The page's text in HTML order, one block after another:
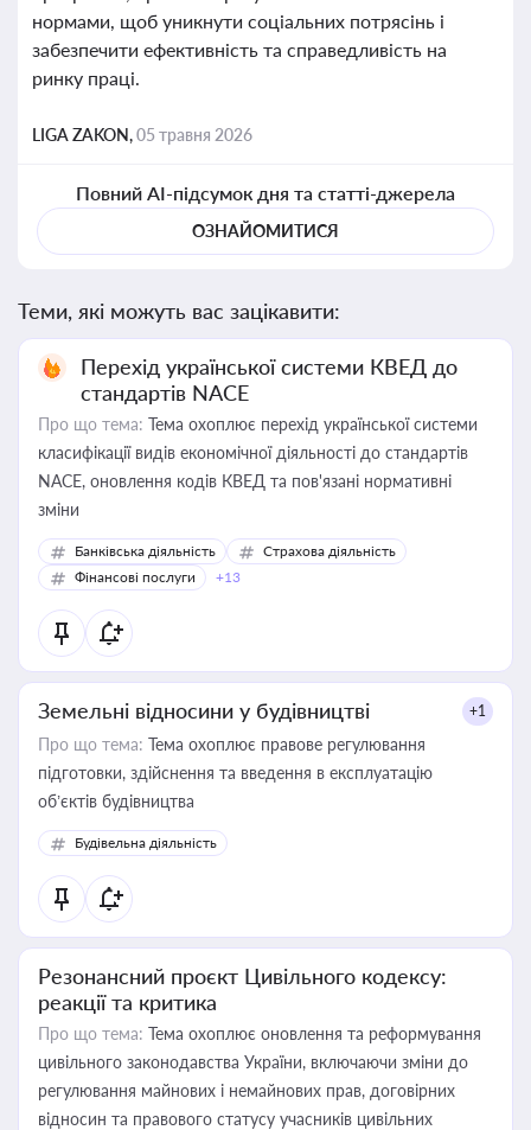
нормами, щоб уникнути соціальних потрясінь і
забезпечити ефективність та справедливість на
ринку праці.
LIGA ZAKON,05 травня 2026
Повний AI-підсумок дня та статті-джерела
ОЗНАЙОМИТИСЯ
Теми, які можуть вас зацікавити:
Перехід української системи КВЕД до
стандартів NACE
Про що тема: Тема охоплює перехід української системи
класифікації видів економічної діяльності до стандартів
NACE, оновлення кодів КВЕД та пов'язані нормативні
зміни
Банківська діяльність
Страхова діяльність
Фінансові послуги
+13
Земельні відносини у будівництві +1
Про що тема: Тема охоплює правове регулювання
підготовки, здійснення та введення в експлуатацію
об’єктів будівництва
Будівельна діяльність
Резонансний проєкт Цивільного кодексу:
реакції та критика
Про що тема: Тема охоплює оновлення та реформування
цивільного законодавства України, включаючи зміни до
регулювання майнових і немайнових прав, договірних
відносин та правового статусу учасників цивільних